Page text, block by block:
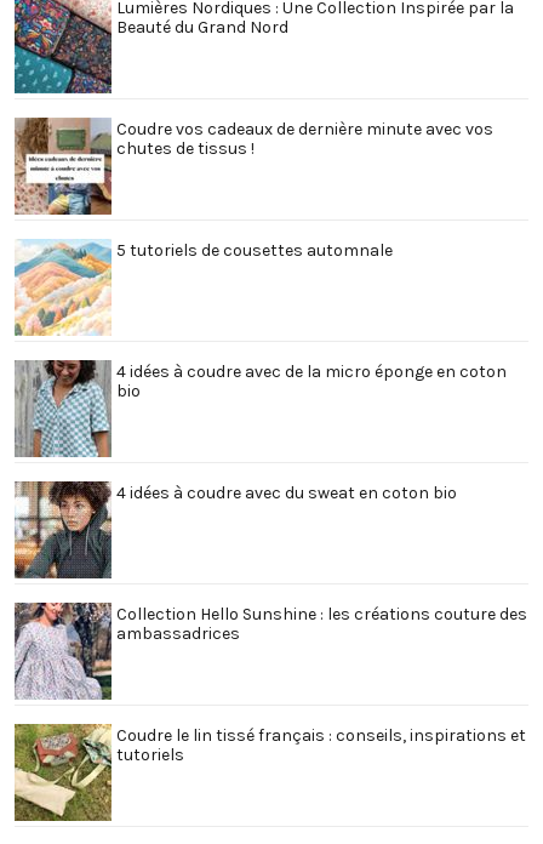
Lumières Nordiques : Une Collection Inspirée par la
Beauté du Grand Nord
Coudre vos cadeaux de dernière minute avec vos
chutes de tissus !
5 tutoriels de cousettes automnale
4 idées à coudre avec de la micro éponge en coton
bio
4 idées à coudre avec du sweat en coton bio
Collection Hello Sunshine : les créations couture des
ambassadrices
Coudre le lin tissé français : conseils, inspirations et
tutoriels